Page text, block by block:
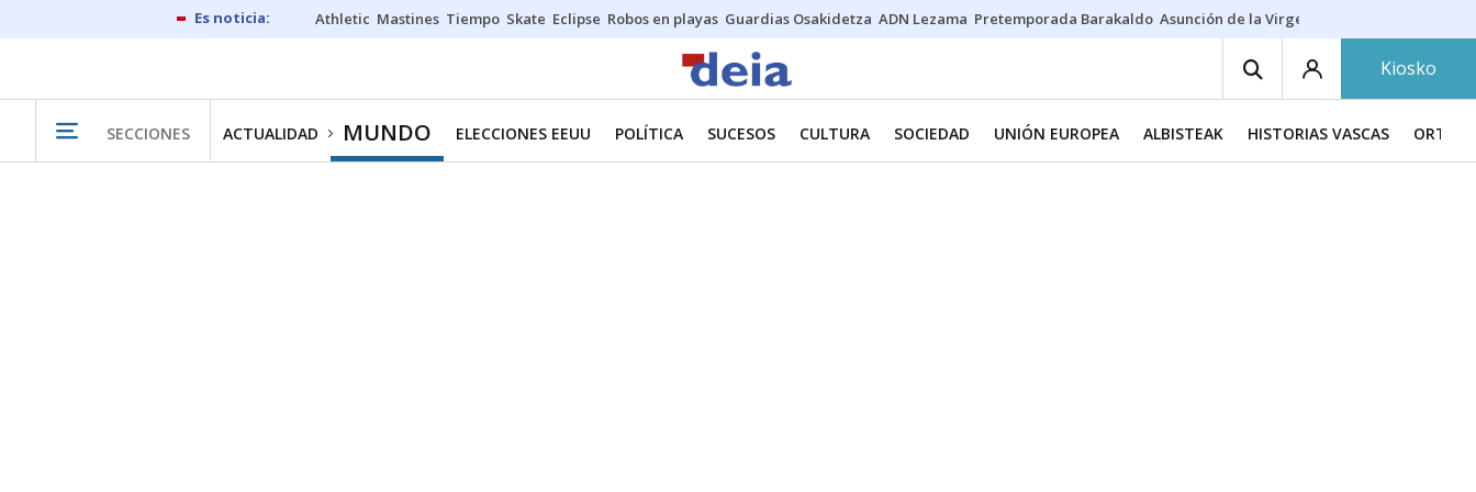
Athletic Mastines Tiempo Skate Eclipse Robos en playas Guardias Osakidetza ADN Lezama Pretemporada Barakaldo Asunción de la Virgen
Kiosko
SECCIONES ACTUALIDAD MUNDO ELECCIONES EEUU POLÍTICA SUCESOS CULTURA SOCIEDAD UNIÓN EUROPEA ALBISTEAK HISTORIAS VASCAS